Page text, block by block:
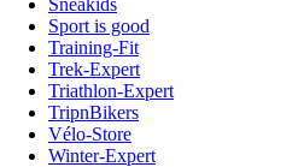
Sport is good
Training-Fit
Trek-Expert
Triathlon-Expert
TripnBikers
Vélo-Store
Winter-Expert